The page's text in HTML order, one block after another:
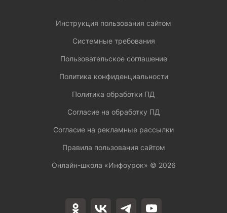
Инструкция пользования сайтом
Системные требования
Пользовательское соглашение
Политика конфиденциальности
Политика обработки ПД
Согласие на обработку ПД
Согласие на рекламные рассылки
Правила пользования сайтом
Онлайн-школа «Инфоурок» © 2026